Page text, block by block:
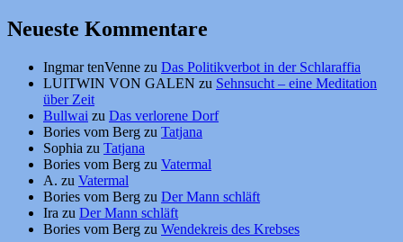
Neueste Kommentare
Ingmar tenVenne zu Das Politikverbot in der Schlaraffia
LUITWIN VON GALEN zu Sehnsucht – eine Meditation
über Zeit
Bullwai zu Das verlorene Dorf
Bories vom Berg zu Tatjana
Sophia zu Tatjana
Bories vom Berg zu Vatermal
A. zu Vatermal
Bories vom Berg zu Der Mann schläft
Ira zu Der Mann schläft
Bories vom Berg zu Wendekreis des Krebses